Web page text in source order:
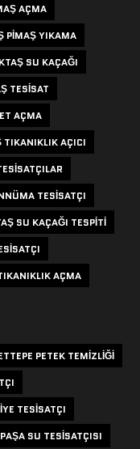
AÇMA
PIMAŞ YIKAMA
SU KAÇAĞI
TESISAT
AÇMA
TIKANIKLIK AÇICI
TESISATÇI
SU KAÇAĞI TESPITI
AÇMA
PETEK TEMIZLIĞI
TESISATÇI
SU TESISATÇISI